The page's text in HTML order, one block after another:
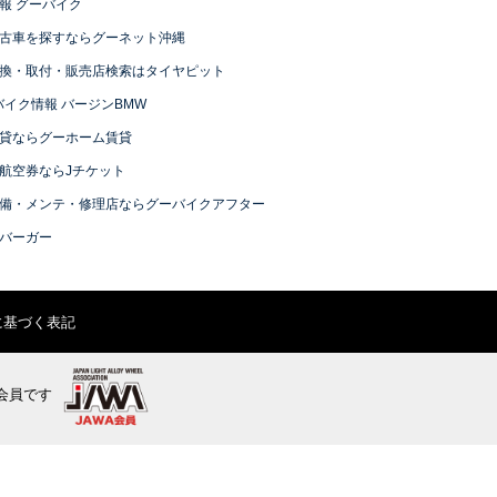
グーバイク
車を探すならグーネット沖縄
・取付・販売店検索はタイヤピット
イク情報 バージンBMW
ならグーホーム賃貸
空券ならJチケット
・メンテ・修理店ならグーバイクアフター
ーガー
づく表記
員です